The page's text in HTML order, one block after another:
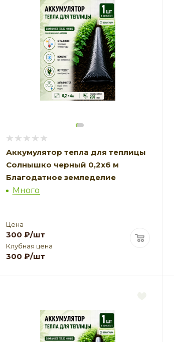
Аккумулятор тепла для теплицы
Солнышко черный 0,2х6 м
Благодатное земледелие
Много
Цена
300 ₽/шт
Клубная цена
300 ₽/шт